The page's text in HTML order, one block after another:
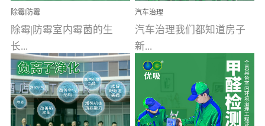
除霉|防霉
除霉|防霉室内霉菌的生
长...
受温度、湿度、基质养
分、通风四个条件影响，
汽车治理
汽车治理我们都知道房子
新...
装修完会有甲醛，其实汽
车的甲醛超标问题更为严